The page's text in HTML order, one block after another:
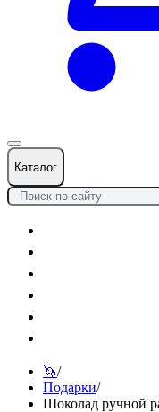
Каталог
🦄/
Подарки/
Шоколад ручной